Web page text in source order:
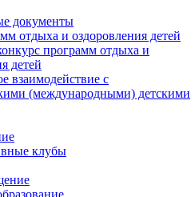
документы
отдыха и оздоровления детей
программ отдыха и
детей
взаимодействие с
(международными) детскими
клубы